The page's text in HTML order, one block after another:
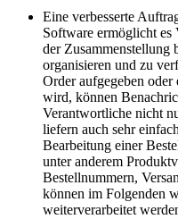
Eine verbesserte
Software ermöglicht es
der Zusammenstellung
organisieren und zu
Order aufgegeben oder
wird, können
Verantwortliche nicht
liefern auch sehr
Bearbeitung einer
unter anderem
Bestellnummern,
können im Folgenden
weiterverarbeitet